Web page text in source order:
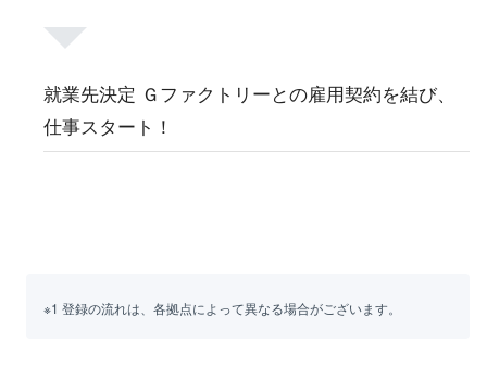
就業先決定 Ｇファクトリーとの雇用契約を結び、
仕事スタート！
※1 登録の流れは、各拠点によって異なる場合がございます。